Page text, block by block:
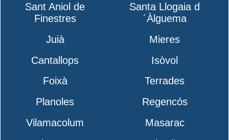
Sant Aniol de
Finestres
Santa Llogaia d
´Àlguema
Juià
Mieres
Cantallops
Isòvol
Foixà
Terrades
Planoles
Regencós
Vilamacolum
Masarac